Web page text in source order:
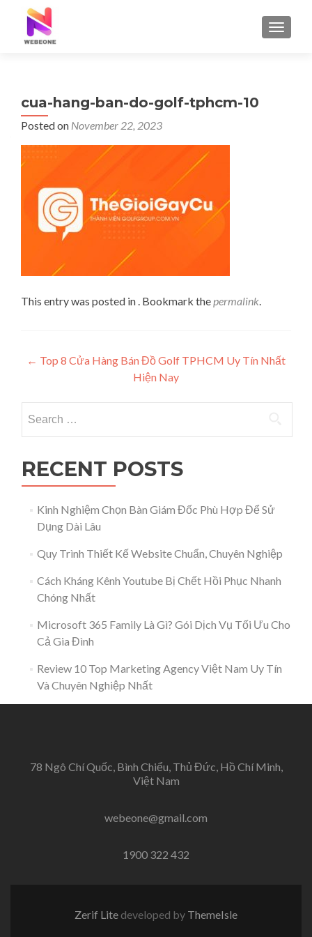
cua-hang-ban-do-golf-tphcm-10
Posted on November 22, 2023
This entry was posted in . Bookmark thepermalink.
Post navigation
← Top 8 Cửa Hàng Bán Đồ Golf TPHCM Uy Tín Nhất
Hiện Nay
RECENT POSTS
Kinh Nghiệm Chọn Bàn Giám Đốc Phù Hợp Để Sử
Dụng Dài Lâu
Quy Trình Thiết Kế Website Chuẩn, Chuyên Nghiệp
Cách Kháng Kênh Youtube Bị Chết Hồi Phục Nhanh
Chóng Nhất
Microsoft 365 Family Là Gì? Gói Dịch Vụ Tối Ưu Cho
Cả Gia Đình
Review 10 Top Marketing Agency Việt Nam Uy Tín
Và Chuyên Nghiệp Nhất
78 Ngô Chí Quốc, Bình Chiểu, Thủ Đức, Hồ Chí Minh,
Việt Nam
webeone@gmail.com
1900 322 432
Zerif Lite developed by ThemeIsle